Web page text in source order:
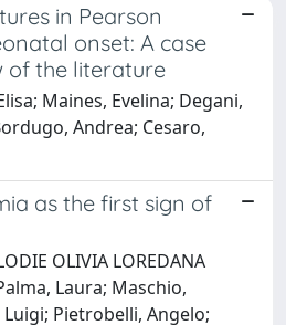
in Pearson
onset: A case
of the literature
Maines, Evelina; Degani,
Andrea; Cesaro,
as the first sign of
OLIVIA LOREDANA
Laura; Maschio,
Pietrobelli, Angelo;